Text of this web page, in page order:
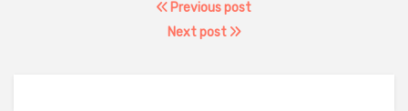
Previous post
Next post